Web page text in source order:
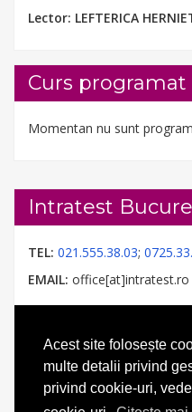
Acest site folosește
multe detalii privind
privind cookie-uri,
Lector: LEFTERICA
Curs
Momentan nu sunt
Intratest
TEL: 021.555.38.03;
EMAIL: office[at]intratest.ro